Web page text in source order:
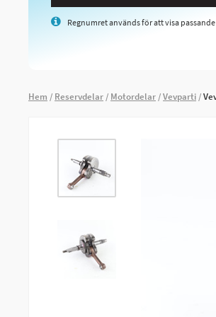
Regnumret används för att visa
Hem Reservdelar Motordelar Vevparti